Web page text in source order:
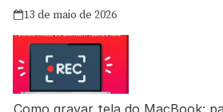
13 de maio de 2026
Como gravar tela do MacBook: